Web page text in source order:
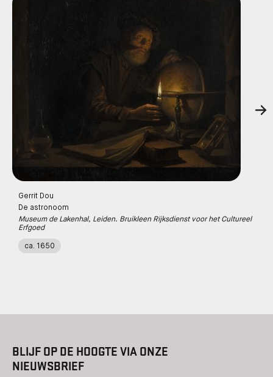
Gerrit Dou
De astronoom
Museum de Lakenhal, Leiden. Bruikleen Rijksdienst voor het Cultureel
Erfgoed
ca. 1650
BLIJF OP DE HOOGTE VIA ONZE
NIEUWSBRIEF